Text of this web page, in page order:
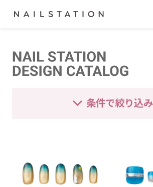
条件で絞り込み